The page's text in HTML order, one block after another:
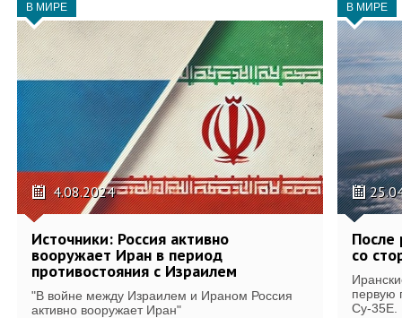
В МИРЕ
4.08.2024
Источники: Россия активно
вооружает Иран в период
противостояния с Израилем
"В войне между Израилем и Ираном Россия
активно вооружает Иран"
В МИРЕ
После
со
первую
Су-35Е.